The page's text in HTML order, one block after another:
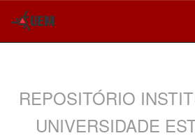
REPOSITÓRIO
UNIVERSIDADE